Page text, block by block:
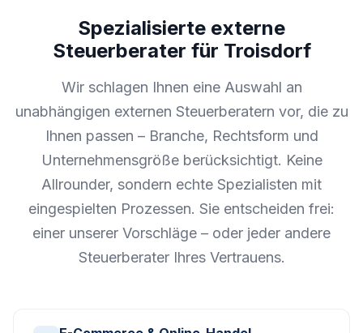
Spezialisierte externe
Steuerberater für Troisdorf
Wir schlagen Ihnen eine Auswahl an
unabhängigen externen Steuerberatern vor, die zu
Ihnen passen – Branche, Rechtsform und
Unternehmensgröße berücksichtigt. Keine
Allrounder, sondern echte Spezialisten mit
eingespielten Prozessen. Sie entscheiden frei:
einer unserer Vorschläge – oder jeder andere
Steuerberater Ihres Vertrauens.